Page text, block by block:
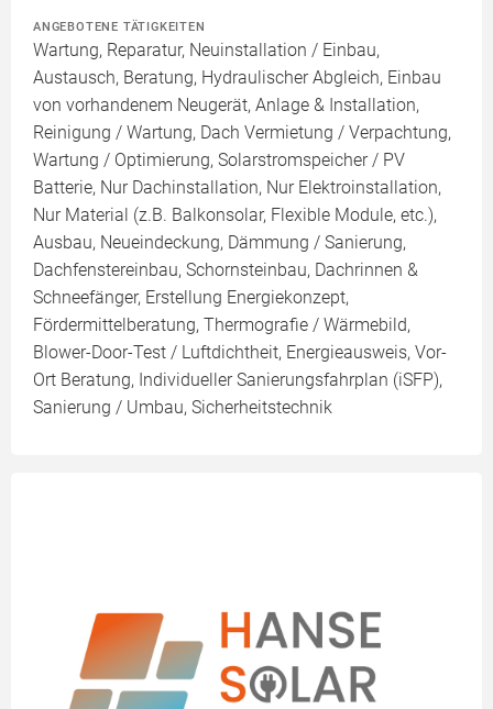
ANGEBOTENE TÄTIGKEITEN
Wartung, Reparatur, Neuinstallation / Einbau,
Austausch, Beratung, Hydraulischer Abgleich, Einbau
von vorhandenem Neugerät, Anlage & Installation,
Reinigung / Wartung, Dach Vermietung / Verpachtung,
Wartung / Optimierung, Solarstromspeicher / PV
Batterie, Nur Dachinstallation, Nur Elektroinstallation,
Nur Material (z.B. Balkonsolar, Flexible Module, etc.),
Ausbau, Neueindeckung, Dämmung / Sanierung,
Dachfenstereinbau, Schornsteinbau, Dachrinnen &
Schneefänger, Erstellung Energiekonzept,
Fördermittelberatung, Thermografie / Wärmebild,
Blower-Door-Test / Luftdichtheit, Energieausweis, Vor-
Ort Beratung, Individueller Sanierungsfahrplan (iSFP),
Sanierung / Umbau, Sicherheitstechnik